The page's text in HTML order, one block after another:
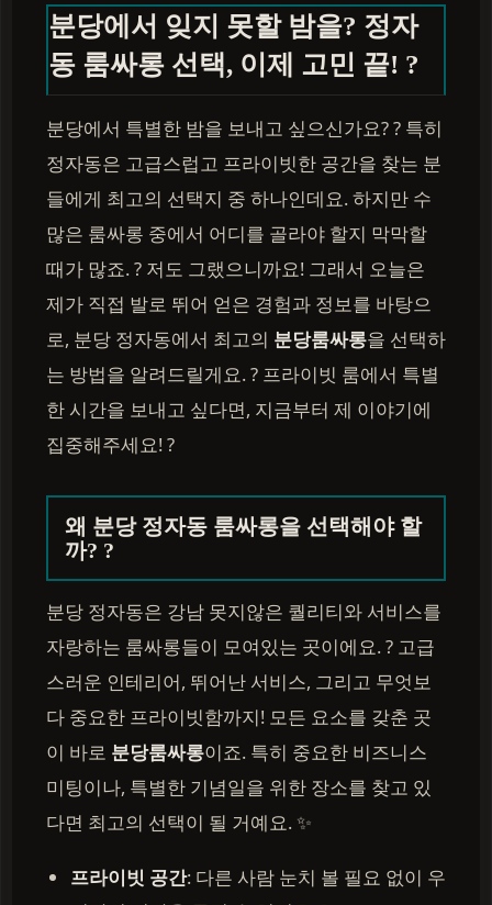
분당에서 잊지 못할 밤을? 정자
동 룸싸롱 선택, 이제 고민 끝! ?
분당에서 특별한 밤을 보내고 싶으신가요? ? 특히
정자동은 고급스럽고 프라이빗한 공간을 찾는 분
들에게 최고의 선택지 중 하나인데요. 하지만 수
많은 룸싸롱 중에서 어디를 골라야 할지 막막할
때가 많죠. ? 저도 그랬으니까요! 그래서 오늘은
제가 직접 발로 뛰어 얻은 경험과 정보를 바탕으
로, 분당 정자동에서 최고의 분당룸싸롱을 선택하
는 방법을 알려드릴게요. ? 프라이빗 룸에서 특별
한 시간을 보내고 싶다면, 지금부터 제 이야기에
집중해주세요! ?
왜 분당 정자동 룸싸롱을 선택해야 할
까? ?
분당 정자동은 강남 못지않은 퀄리티와 서비스를
자랑하는 룸싸롱들이 모여있는 곳이에요. ? 고급
스러운 인테리어, 뛰어난 서비스, 그리고 무엇보
다 중요한 프라이빗함까지! 모든 요소를 갖춘 곳
이 바로 분당룸싸롱이죠. 특히 중요한 비즈니스
미팅이나, 특별한 기념일을 위한 장소를 찾고 있
다면 최고의 선택이 될 거예요. ✨
프라이빗 공간: 다른 사람 눈치 볼 필요 없이 우